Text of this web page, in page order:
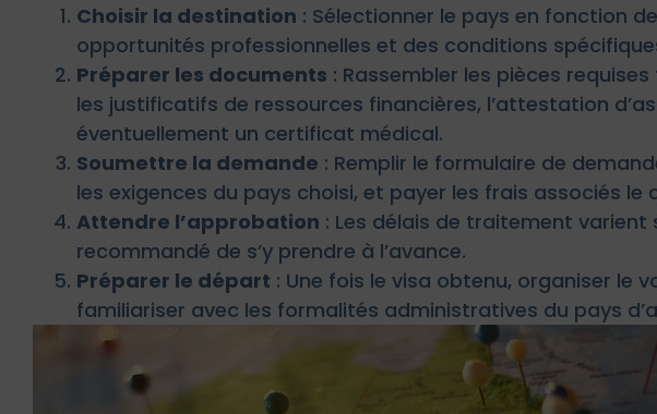
Choisir la destination : Sélectionner le pays en fonction
opportunités professionnelles et des conditions
Préparer les documents : Rassembler les pièces
les justificatifs de ressources financières, l’attestation
éventuellement un certificat médical.
Soumettre la demande : Remplir le formulaire de
les exigences du pays choisi, et payer les frais associés le
Attendre l’approbation : Les délais de traitement varient
recommandé de s’y prendre à l’avance.
Préparer le départ : Une fois le visa obtenu, organiser le
familiariser avec les formalités administratives du pays